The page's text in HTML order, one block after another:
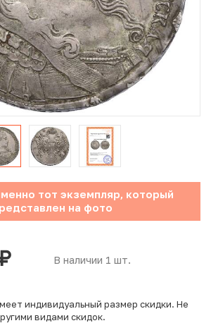
Банка России (с 1999 года)
монеты СССР и России
монет (Unusual)
монеты
тот экземпляр, который
на фото
В наличии 1 шт.
индивидуальный размер скидки. Не
видами скидок.